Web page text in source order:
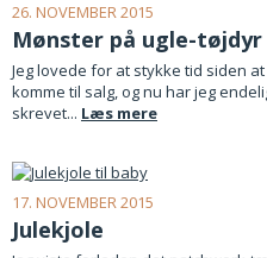
26. NOVEMBER 2015
Mønster på ugle-tøjdyr
Jeg lovede for at stykke tid siden
komme til salg, og nu har jeg
skrevet... Læs mere
17. NOVEMBER 2015
Julekjole